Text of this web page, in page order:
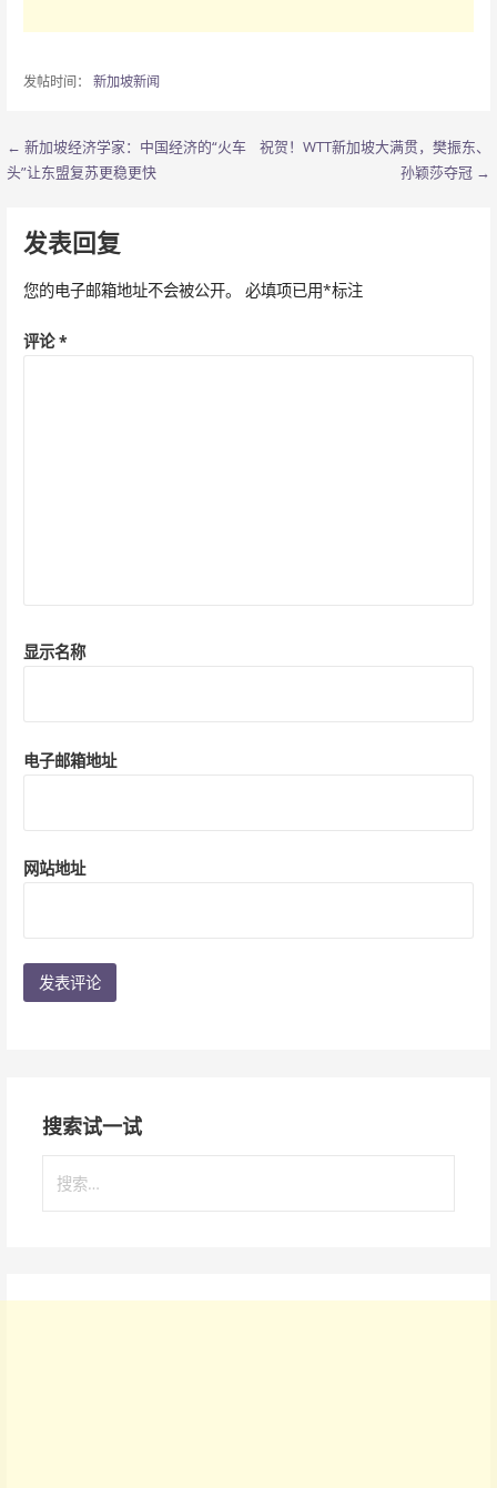
发帖时间： 新加坡新闻
文
导
航
← 新加坡经济学家：中国经济的“火车
头”让东盟复苏更稳更快
祝贺！WTT新加坡大满贯，樊振东、
孙颖莎夺冠 →
发表回复
您的电子邮箱地址不会被公开。 必填项已用*标注
评论*
显示名称
电子邮箱地址
网站地址
搜索试一试
索